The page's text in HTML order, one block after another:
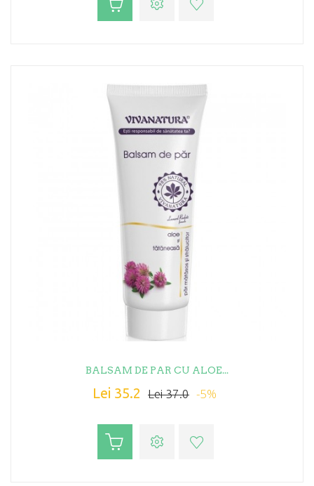
BALSAM DE PAR CU ALOE...
Lei 35.2 Lei 37.0 -5%